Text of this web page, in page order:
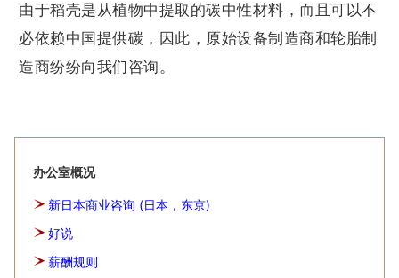
由于稻壳是从植物中提取的碳中性材料，而且可以不
必依赖中国提供碳，因此，原始设备制造商和轮胎制
造商纷纷向我们咨询。
办公室概况
新日本商业咨询 (日本，东京)
好说
薪酬规则